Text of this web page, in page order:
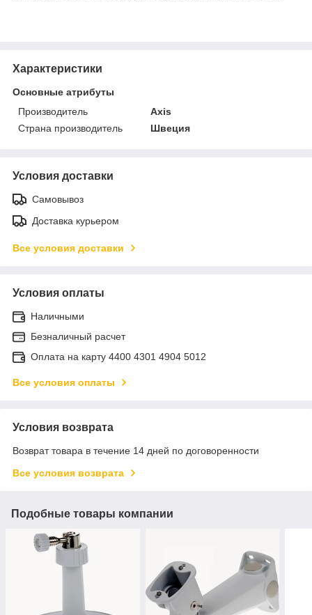
Характеристики
Основные атрибуты
Производитель
Axis
Страна производитель
Швеция
Условия доставки
Самовывоз
Доставка курьером
Все условия доставки
Условия оплаты
Наличными
Безналичный расчет
Оплата на карту 4400 4301 4904 5012
Все условия оплаты
Условия возврата
Возврат товара в течение 14 дней по договоренности
Все условия возврата
Подобные товары компании